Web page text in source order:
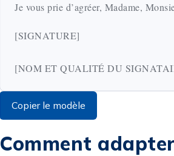
Je vous prie d’agréer, Madame,
[SIGNATURE]
[NOM ET QUALITÉ DU
Copier le modèle
Comment